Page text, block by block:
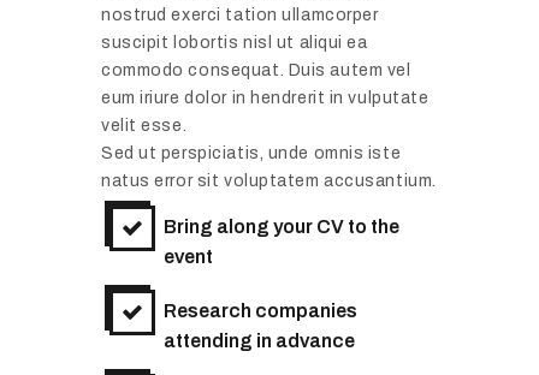
nostrud exerci tation ullamcorper
suscipit lobortis nisl ut aliqui ea
commodo consequat. Duis autem vel
eum iriure dolor in hendrerit in vulputate
velit esse.
Sed ut perspiciatis, unde omnis iste
natus error sit voluptatem accusantium.
Bring along your CV to the
event
Research companies
attending in advance